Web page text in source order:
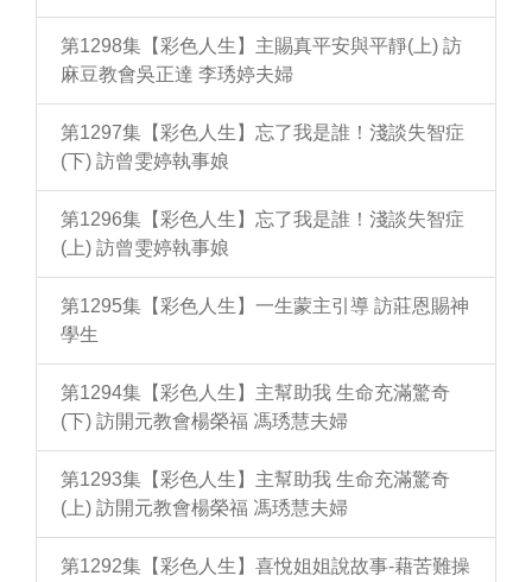
第1298集【彩色人生】主賜真平安與平靜(上) 訪
麻豆教會吳正達 李琇婷夫婦
第1297集【彩色人生】忘了我是誰！淺談失智症
(下) 訪曾雯婷執事娘
第1296集【彩色人生】忘了我是誰！淺談失智症
(上) 訪曾雯婷執事娘
第1295集【彩色人生】一生蒙主引導 訪莊恩賜神
學生
第1294集【彩色人生】主幫助我 生命充滿驚奇
(下) 訪開元教會楊榮福 馮琇慧夫婦
第1293集【彩色人生】主幫助我 生命充滿驚奇
(上) 訪開元教會楊榮福 馮琇慧夫婦
第1292集【彩色人生】喜悅姐姐說故事-藉苦難操